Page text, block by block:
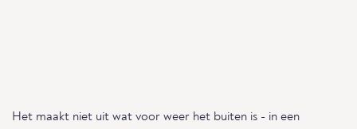
Het maakt niet uit wat voor weer het buiten is - in een